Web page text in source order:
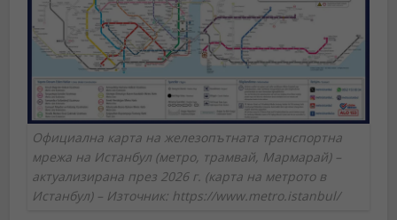
Официална карта на железопътната транспортна
мрежа на Истанбул (метро, трамвай, Мармарай) –
актуализирана през 2026 г. (карта на метрото в
Истанбул) – Източник: https://www.metro.istanbul/